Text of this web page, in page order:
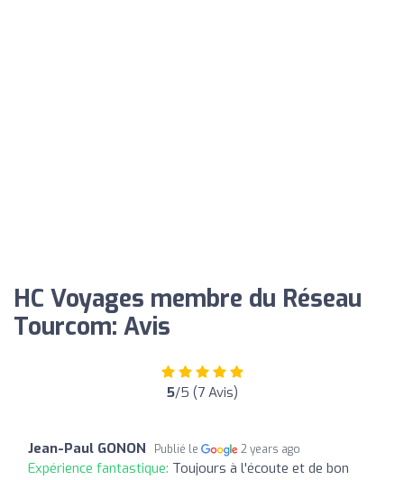
HC Voyages membre du Réseau
Tourcom: Avis
5/5 (7 Avis)
Jean-Paul GONON Publié le 2 years ago
Expérience fantastique: Toujours à l'écoute et de bon